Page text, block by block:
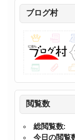
ブログ村
閲覧数
総閲覧数:
今日の閲覧